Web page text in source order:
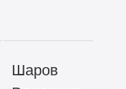
Шаров